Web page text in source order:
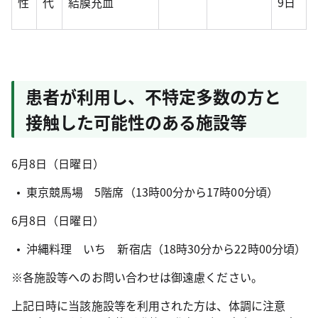
患者が利用し、不特定多数の方と
接触した可能性のある施設等
6月8日（日曜日）
東京競馬場 5階席（13時00分から17時00分頃）
6月8日（日曜日）
沖縄料理 いち 新宿店（18時30分から22時00分頃）
※各施設等へのお問い合わせは御遠慮ください。
上記日時に当該施設等を利用された方は、体調に注意